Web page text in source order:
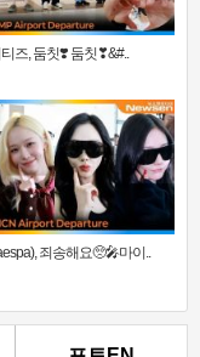
즈, 둠칫❣️ 둠칫❣&#..
죄송해요🥺🎤마이..